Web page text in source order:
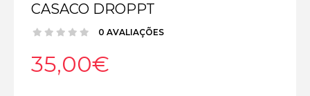
CASACO DROPPT
0 AVALIAÇÕES
35,00€